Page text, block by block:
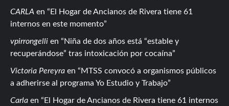
CARLA en
El Hogar de Ancianos de Rivera tiene 61
internos en este momento
vpirrongelli en
Niña de dos años está “estable y
recuperándose” tras intoxicación por cocaína
Victoria Pereyra en
MTSS convocó a organismos públicos
a adherirse al programa Yo Estudio y Trabajo
Carla en El Hogar de Ancianos de Rivera tiene 61 internos